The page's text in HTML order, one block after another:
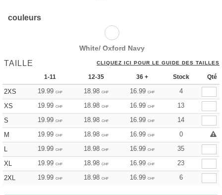
couleurs
White/ Oxford Navy
TAILLE CLIQUEZ ICI POUR LE GUIDE DES TAILLES
1-11 12-35 36 + Stock Qté
2XS 19.99 CHF 18.98 CHF 16.99 CHF
4
XS
19.99 CHF 18.98 CHF 16.99 CHF
13
S
19.99 CHF 18.98 CHF 16.99 CHF
14
M
19.99 CHF 18.98 CHF 16.99 CHF
0
L
19.99 CHF 18.98 CHF 16.99 CHF
35
XL
19.99 CHF 18.98 CHF 16.99 CHF
23
2XL
19.99 CHF 18.98 CHF 16.99 CHF 6